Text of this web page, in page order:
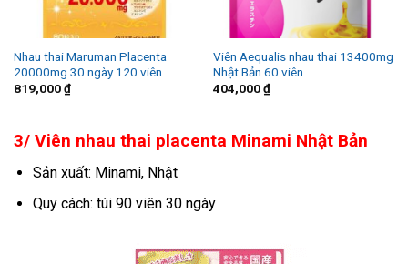
Nhau thai Maruman Placenta
20000mg 30 ngày 120 viên
819,000₫
Viên Aequalis nhau thai 13400mg
Nhật Bản 60 viên
404,000₫
3/ Viên nhau thai placenta Minami Nhật Bản
Sản xuất: Minami, Nhật
Quy cách: túi 90 viên 30 ngày